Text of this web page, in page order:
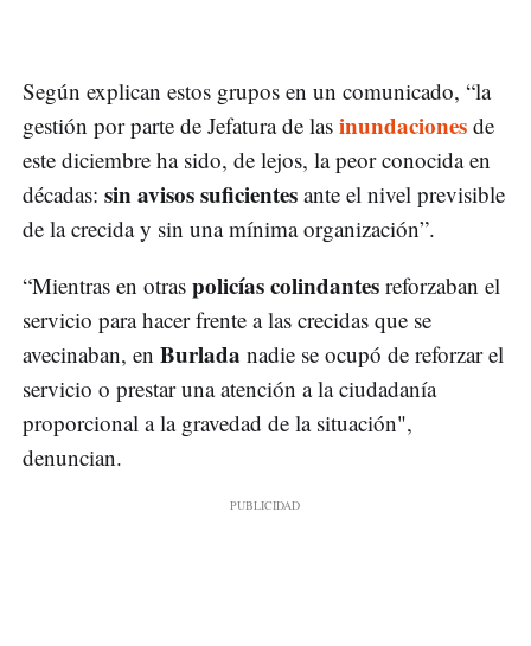
Según explican estos grupos en un comunicado, “la
gestión por parte de Jefatura de las inundaciones de
este diciembre ha sido, de lejos, la peor conocida en
décadas: sin avisos suficientes ante el nivel previsible
de la crecida y sin una mínima organización”.
“Mientras en otras policías colindantes reforzaban el
servicio para hacer frente a las crecidas que se
avecinaban, en Burlada nadie se ocupó de reforzar el
servicio o prestar una atención a la ciudadanía
proporcional a la gravedad de la situación",
denuncian.